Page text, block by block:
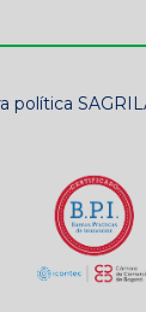
política